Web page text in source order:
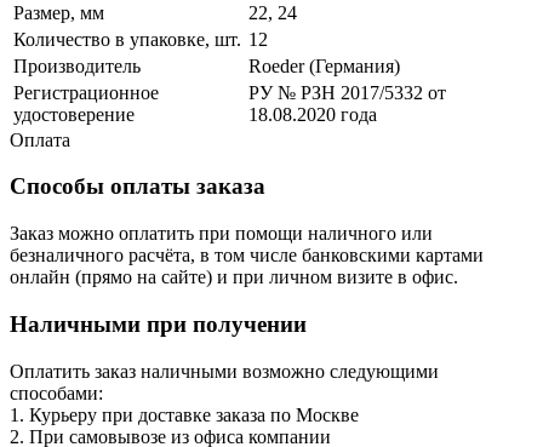
Размер, мм
22, 24
Количество в упаковке, шт. 12
Производитель
Roeder (Германия)
Регистрационное
удостоверение
РУ № РЗН 2017/5332 от
18.08.2020 года
Оплата
Способы оплаты заказа
Заказ можно оплатить при помощи наличного или
безналичного расчёта, в том числе банковскими картами
онлайн (прямо на сайте) и при личном визите в офис.
Наличными при получении
Оплатить заказ наличными возможно следующими
способами:
1. Курьеру при доставке заказа по Москве
2. При самовывозе из офиса компании